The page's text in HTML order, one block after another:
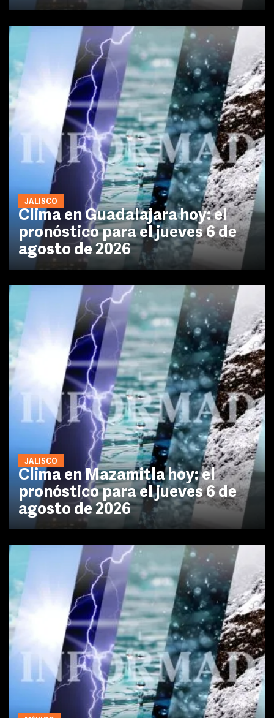
JALISCO
Clima en Guadalajara hoy: el
pronóstico para el jueves 6 de
agosto de 2026
JALISCO
Clima en Mazamitla hoy: el
pronóstico para el jueves 6 de
agosto de 2026